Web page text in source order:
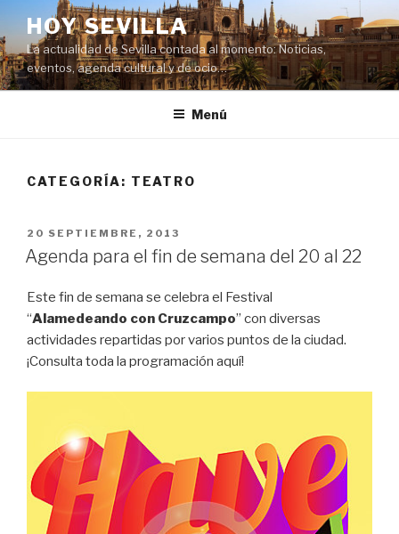
contenido
HOY SEVILLA
La actualidad de Sevilla contada al momento: Noticias,
eventos, agenda cultural y de ocio…
Menú
CATEGORÍA: TEATRO
PUBLICADO
EL
20 SEPTIEMBRE, 2013
Agenda para el fin de semana del 20 al 22
Este fin de semana se celebra el Festival
“Alamedeando con Cruzcampo” con diversas
actividades repartidas por varios puntos de la ciudad.
¡Consulta toda la programación aquí!